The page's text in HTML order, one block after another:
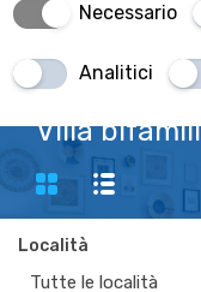
Villa
Località
Tutte le località
Necessario
Analitici